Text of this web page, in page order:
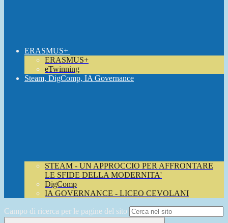
ERASMUS+
ERASMUS+
eTwinning
Steam, DigComp, IA Governance
STEAM - UN APPROCCIO PER AFFRONTARE
LE SFIDE DELLA MODERNITA'
DigComp
IA GOVERNANCE - LICEO CEVOLANI
Campo di ricerca per le pagine del sito